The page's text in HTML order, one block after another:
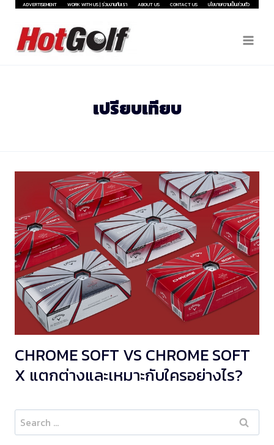
Skip
content
ADVERTISEMENT WORK WITH US | ร่วมงานกับเรา ABOUT US CONTACT US นโยบายความเป็นส่วนตัว
เปรียบเทียบ
CHROME SOFT VS CHROME SOFT
X แตกต่างและเหมาะกับใครอย่างไร?
Search
for: